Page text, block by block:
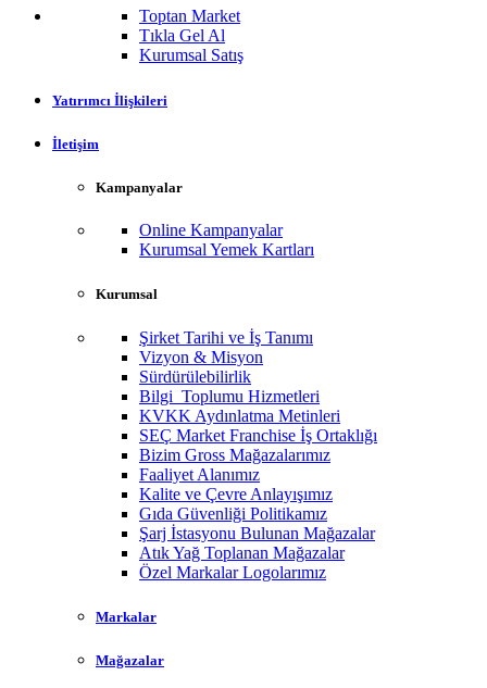
Toptan Market
Tıkla Gel Al
Kurumsal Satış
Yatırımcı İlişkileri
İletişim
Kampanyalar
Online Kampanyalar
Kurumsal Yemek Kartları
Kurumsal
Şirket Tarihi ve İş Tanımı
Vizyon & Misyon
Sürdürülebilirlik
Bilgi Toplumu Hizmetleri
KVKK Aydınlatma Metinleri
SEÇ Market Franchise İş Ortaklığı
Bizim Gross Mağazalarımız
Faaliyet Alanımız
Kalite ve Çevre Anlayışımız
Gıda Güvenliği Politikamız
Şarj İstasyonu Bulunan Mağazalar
Atık Yağ Toplanan Mağazalar
Özel Markalar Logolarımız
Markalar
Mağazalar